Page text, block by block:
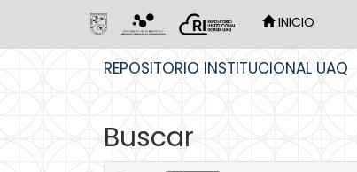
INICIO
REPOSITORIO INSTITUCIONAL UAQ
Buscar